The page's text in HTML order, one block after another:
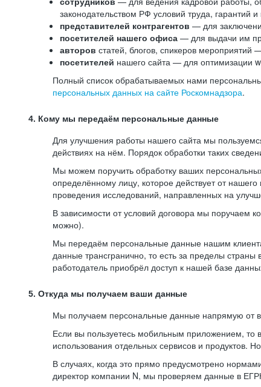
законодательством РФ условий труда, гарантий
представителей контрагентов — для
посетителей нашего офиса — для выдачи им
авторов статей, блогов, спикеров мероприятий
посетителей нашего сайта — для оптимизации
Полный список обрабатываемых нами
персональных данных на сайте Роскомнадзора.
4. Кому мы передаём персональные данные
Для улучшения работы нашего сайта мы
действиях на нём. Порядок обработки таких
Мы можем поручить обработку ваших
определённому лицу, которое действует от
проведения исследований, направленных на
В зависимости от условий договора мы поручаем
можно).
Мы передаём персональные данные нашим
данные трансгранично, то есть за пределы
работодатель приобрёл доступ к нашей базе
5. Откуда мы получаем ваши данные
Мы получаем персональные данные напрямую от
Если вы пользуетесь мобильным приложением, то
использования отдельных сервисов и продуктов.
В случаях, когда это прямо предусмотрено
директор компании N, мы проверяем данные в